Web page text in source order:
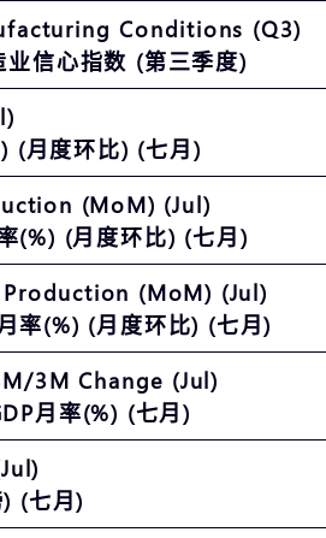
Conditions (Q3)
业信心指数 (第三季度)
(月度环比) (七月)
(MoM) (Jul)
(%) (月度环比) (七月)
(MoM) (Jul)
率(%) (月度环比) (七月)
3M Change (Jul)
月率(%) (七月)
(七月)